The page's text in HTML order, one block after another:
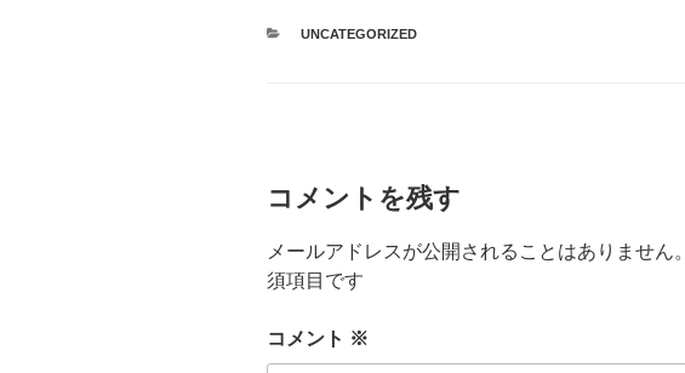
カ
UNCATEGORIZED
コメントを残す
メールアドレスが公開されることはありません。
須項目です
コメント ※